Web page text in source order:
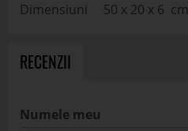
Dimensiuni 50 x 20 x 6 cm
RECENZII
Numele meu